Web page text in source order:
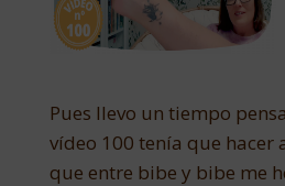
Pues llevo un tiempo
vídeo 100 tenía que hacer
que entre bibe y bibe me